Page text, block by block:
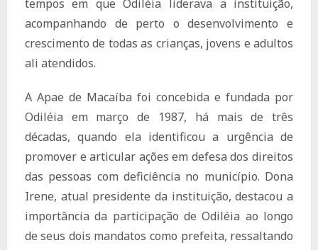
tempos em que Odiléia liderava a instituição,
acompanhando de perto o desenvolvimento e
crescimento de todas as crianças, jovens e adultos
ali atendidos.
A Apae de Macaíba foi concebida e fundada por
Odiléia em março de 1987, há mais de três
décadas, quando ela identificou a urgência de
promover e articular ações em defesa dos direitos
das pessoas com deficiência no município. Dona
Irene, atual presidente da instituição, destacou a
importância da participação de Odiléia ao longo
de seus dois mandatos como prefeita, ressaltando